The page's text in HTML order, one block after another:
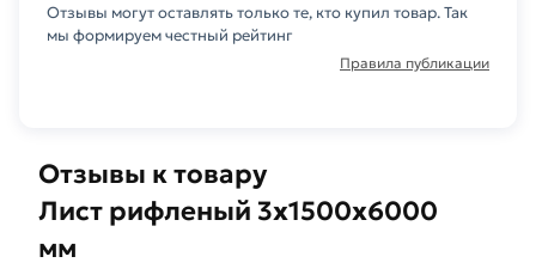
Отзывы к товару
Лист рифленый 3х1500х6000
мм
Отзывы могут оставлять только те, кто купил товар. Так
мы формируем честный рейтинг
Правила публикации